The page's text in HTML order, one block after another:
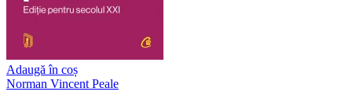
Adaugă în coș
Norman Vincent Peale